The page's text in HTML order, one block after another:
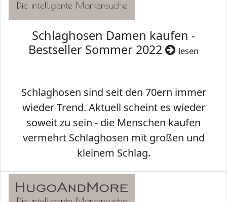
Schlaghosen Damen kaufen -
Bestseller Sommer 2022
lesen
Schlaghosen sind seit den 70ern immer
wieder Trend. Aktuell scheint es wieder
soweit zu sein - die Menschen kaufen
vermehrt Schlaghosen mit großen und
kleinem Schlag.